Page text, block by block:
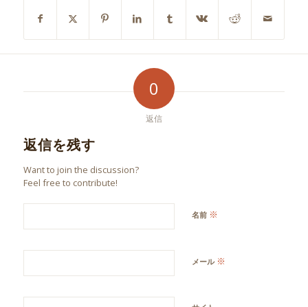
0
返信
返信を残す
Want to join the discussion?
Feel free to contribute!
名前 ※
メール ※